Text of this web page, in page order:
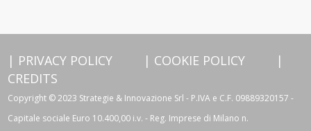
| PRIVACY POLICY | COOKIE POLICY
|
CREDITS
Copyright © 2023 Strategie & Innovazione Srl - P.IVA e C.F. 09889320157 -
Capitale sociale Euro 10.400,00 i.v. - Reg. Imprese di Milano n.